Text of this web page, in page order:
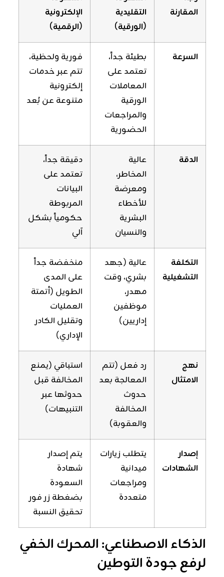
المقارنة
التقليدية
(الورقية)
الإلكترونية
(الرقمية)
السرعة
بطيئة جداً،
تعتمد على
المعاملات
الورقية
والمراجعات
الحضورية
فورية ولحظية،
تتم عبر خدمات
إلكترونية
متنوعة عن بُعد
الدقة
عالية
المخاطر،
ومعرضة
للأخطاء
البشرية
والنسيان
دقيقة جداً،
تعتمد على
البيانات
المربوطة
حكومياً بشكل
آلي
التكلفة
التشغيلية
عالية (جهد
بشري، وقت
مهدر،
موظفين
إداريين)
منخفضة جداً
على المدى
الطويل (أتمتة
العمليات
وتقليل الكادر
الإداري)
نهج
الامتثال
رد فعل (تتم
المعالجة بعد
حدوث
المخالفة
والعقوبة)
استباقي (يمنع
المخالفة قبل
حدوثها عبر
التنبيهات)
إصدار
الشهادات
يتطلب زيارات
ميدانية
ومراجعات
متعددة
يتم إصدار
شهادة
السعودة
بضغطة زر فور
تحقيق النسبة
الذكاء الاصطناعي: المحرك الخفي
لرفع جودة التوطين